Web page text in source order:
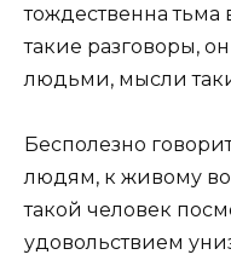
тождественна тьма
такие разговоры,
людьми, мысли
Бесполезно
людям, к живому
такой человек
удовольствием